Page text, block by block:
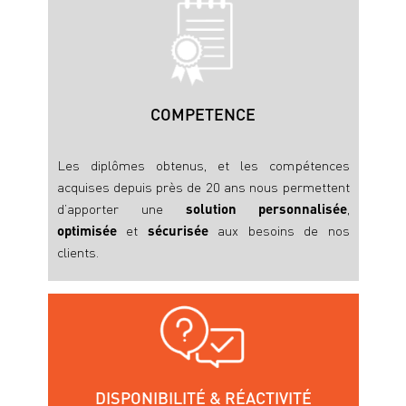
La fiscalité des entreprises / corporate
La fiscalité des particuliers et du dirigeant
Nos accompagnements
Structuration juridique et fiscale
Acquisition immobilière
Pacte d’associés
L’esprit Ambroise avocat
Notre façon de travailler
COMPETENCE
Les diplômes obtenus, et les compétences
acquises depuis près de 20 ans nous permettent
d’apporter une solution personnalisée,
optimiséeet sécuriséeaux besoins de nos
clients.
DISPONIBILITÉ & RÉACTIVITÉ